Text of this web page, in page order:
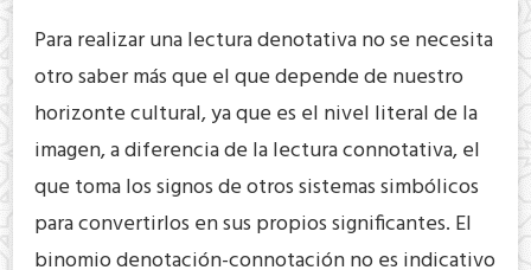
Para realizar una lectura denotativa no se necesita
otro saber más que el que depende de nuestro
horizonte cultural, ya que es el nivel literal de la
imagen, a diferencia de la lectura connotativa, el
que toma los signos de otros sistemas simbólicos
para convertirlos en sus propios significantes. El
binomio denotación-connotación no es indicativo